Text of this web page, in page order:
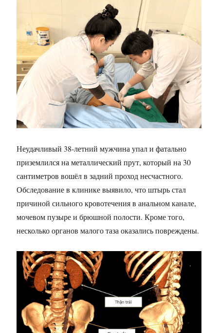
Неудачливый 38-летний мужчина упал и фатально
приземлился на металлический прут, который на 30
сантиметров вошёл в задний проход несчастного.
Обследование в клинике выявило, что штырь стал
причиной сильного кровотечения в анальном канале,
мочевом пузыре и брюшной полости. Кроме того,
несколько органов малого таза оказались повреждены.